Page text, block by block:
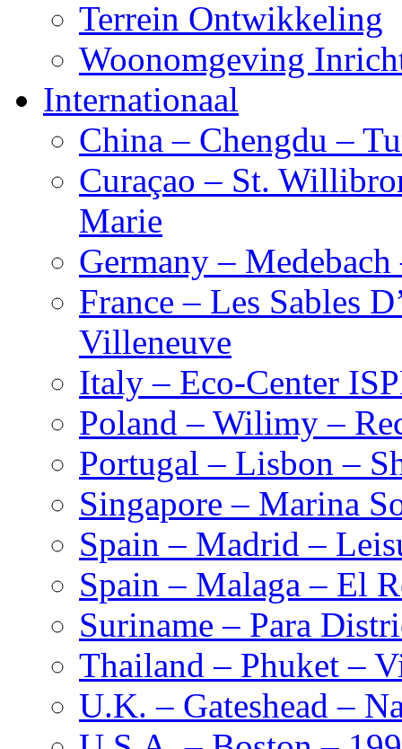
Terrein Ontwikkeling
Woonomgeving
Internationaal
China – Chengdu –
Curaçao – St.
Marie
Germany –
France – Les Sables
Villeneuve
Italy – Eco-Center
Poland – Wilimy –
Portugal – Lisbon –
Singapore – Marina
Spain – Madrid –
Spain – Malaga – El
Suriname – Para
Thailand – Phuket –
U.K. – Gateshead –